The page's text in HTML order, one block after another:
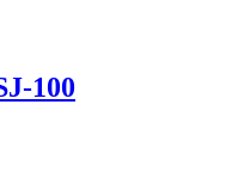
100